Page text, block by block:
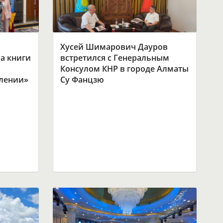
книги
Хусей Шимарович Дауров
встретился с Генеральным
Консулом КНР в городе Алматы
Су Фанцзю